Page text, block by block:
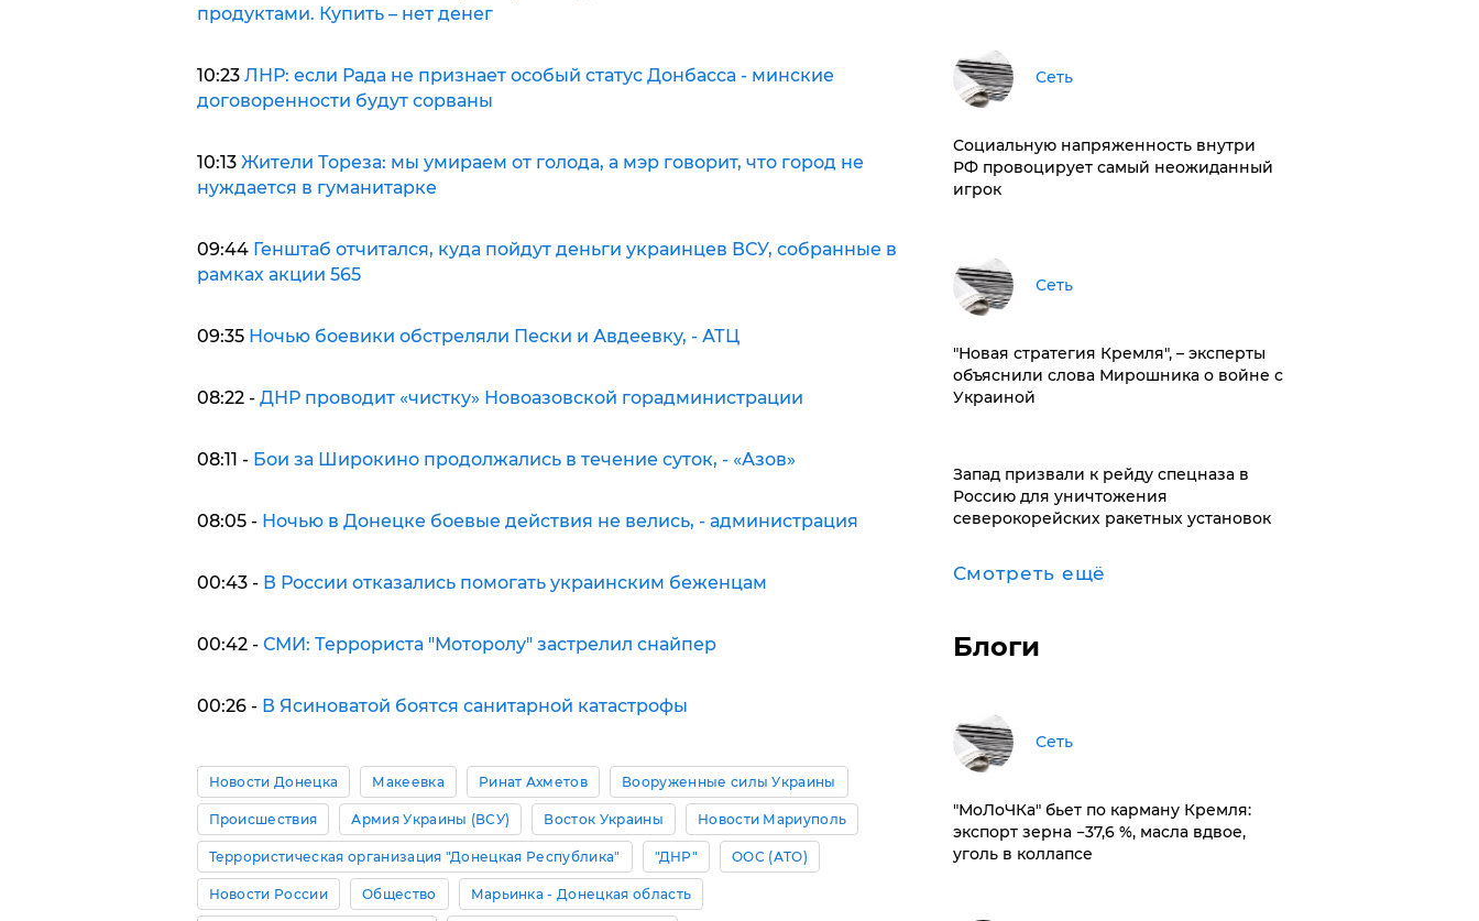
продуктами. Купить – нет денег
10:23 ЛНР: если Рада не признает особый статус Донбасса - минские
договоренности будут сорваны
10:13 Жители Тореза: мы умираем от голода, а мэр говорит, что город не
нуждается в гуманитарке
09:44 Генштаб отчитался, куда пойдут деньги украинцев ВСУ, собранные в
рамках акции 565
09:35 Ночью боевики обстреляли Пески и Авдеевку, - АТЦ
08:22 - ДНР проводит «чистку» Новоазовской горадминистрации
08:11 - Бои за Широкино продолжались в течение суток, - «Азов»
08:05 - Ночью в Донецке боевые действия не велись, - администрация
00:43 - В России отказались помогать украинским беженцам
00:42 - СМИ: Террориста "Моторолу" застрелил снайпер
00:26 - В Ясиноватой боятся санитарной катастрофы
Новости Донецка Макеевка Ринат Ахметов Вооруженные силы Украины
Происшествия Армия Украины (ВСУ) Восток Украины Новости Мариуполь
Террористическая организация "Донецкая Республика" "ДНР" ООС (АТО)
Новости России Общество Марьинка - Донецкая область
Сеть
Социальную напряженность внутри
РФ провоцирует самый неожиданный
игрок
Сеть
"Новая стратегия Кремля", – эксперты
объяснили слова Мирошника о войне с
Украиной
Запад призвали к рейду спецназа в
Россию для уничтожения
северокорейских ракетных установок
Смотреть ещё
Блоги
Сеть
​"МоЛоЧКа" бьет по карману Кремля:
экспорт зерна −37,6 %, масла вдвое,
уголь в коллапсе